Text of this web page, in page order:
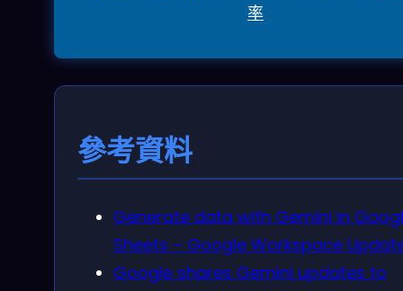
率
參考資料
Generate data with Gemini in
Sheets – Google Workspace
Google shares Gemini updates to